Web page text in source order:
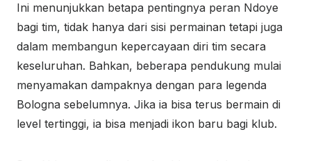
Ini menunjukkan betapa pentingnya peran Ndoye
bagi tim, tidak hanya dari sisi permainan tetapi juga
dalam membangun kepercayaan diri tim secara
keseluruhan. Bahkan, beberapa pendukung mulai
menyamakan dampaknya dengan para legenda
Bologna sebelumnya. Jika ia bisa terus bermain di
level tertinggi, ia bisa menjadi ikon baru bagi klub.